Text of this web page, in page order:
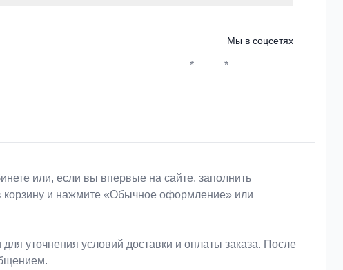
Мы в соцсетях
* *
или, если вы впервые на сайте, заполнить
корзину и нажмите «Обычное оформление» или
уточнения условий доставки и оплаты заказа. После